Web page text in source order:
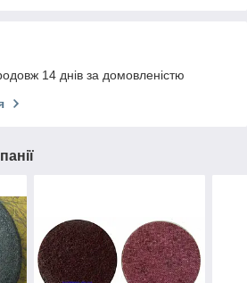
14 днів за домовленістю